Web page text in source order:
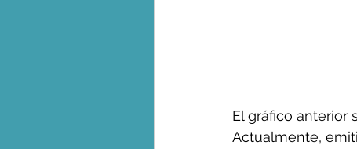
El gráfico anterior
Actualmente,